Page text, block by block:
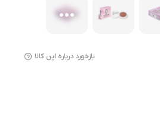
بازخورد درباره این کالا